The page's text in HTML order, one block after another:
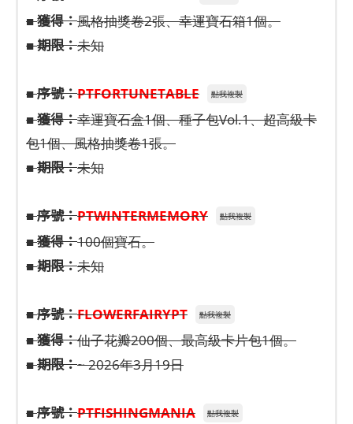
■獲得：風格抽獎卷2張、幸運寶石箱1個。
■期限：未知
■序號：PTFORTUNETABLE 點我複製
■獲得：幸運寶石盒1個、種子包Vol.1、超高級卡
包1個、風格抽獎卷1張。
■期限：未知
■序號：PTWINTERMEMORY 點我複製
■獲得：100個寶石。
■期限：未知
■序號：FLOWERFAIRYPT 點我複製
■獲得：仙子花瓣200個、最高級卡片包1個。
■期限：~ 2026年3月19日
■序號：PTFISHINGMANIA 點我複製